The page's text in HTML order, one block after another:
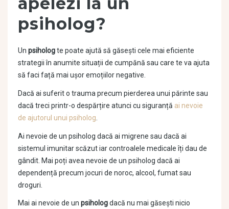
psiholog?
Un psihologte poate ajută să găsești cele mai eficiente
strategii în anumite situații de cumpănă sau care te va ajuta
să faci față mai ușor emoțiilor negative.
Dacă ai suferit o trauma precum pierderea unui părinte sau
dacă treci printr-o despărțire atunci cu siguranță ai nevoie
de ajutorul unui psiholog
Ai nevoie de un psiholog dacă ai migrene sau dacă ai
sistemul imunitar scăzut iar controalele medicale îți dau de
gândit. Mai poți avea nevoie de un psiholog dacă ai
dependență precum jocuri de noroc, alcool, fumat sau
droguri.
Mai ai nevoie de un psihologdacă nu mai găsești nicio